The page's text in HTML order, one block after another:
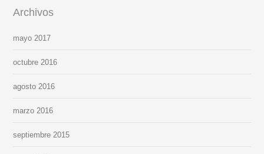
Archivos
mayo 2017
octubre 2016
agosto 2016
marzo 2016
septiembre 2015